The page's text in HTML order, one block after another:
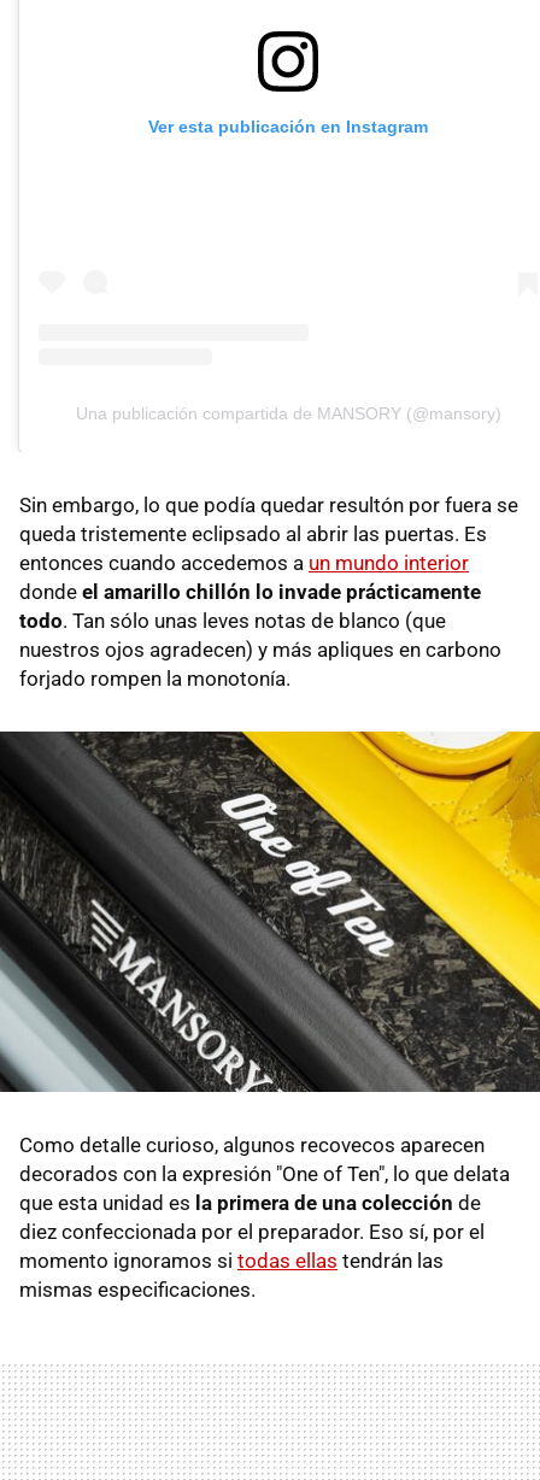
Ver esta publicación en Instagram
Una publicación compartida de MANSORY (@mansory)
Sin embargo, lo que podía quedar resultón por fuera se
queda tristemente eclipsado al abrir las puertas. Es
entonces cuando accedemos a un mundo interior
donde el amarillo chillón lo invade prácticamente
todo. Tan sólo unas leves notas de blanco (que
nuestros ojos agradecen) y más apliques en carbono
forjado rompen la monotonía.
Como detalle curioso, algunos recovecos aparecen
decorados con la expresión "One of Ten", lo que delata
que esta unidad es la primera de una colección de
diez confeccionada por el preparador. Eso sí, por el
momento ignoramos si todas ellas tendrán las
mismas especificaciones.